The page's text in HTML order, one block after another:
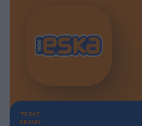
TERAZ
GRAMY